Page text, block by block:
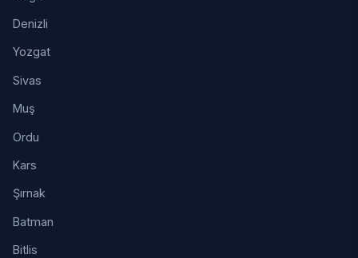
Denizli
Yozgat
Sivas
Muş
Ordu
Kars
Şırnak
Batman
Bitlis